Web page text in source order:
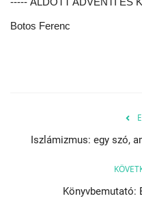
Napló postája
Nyelv
Botos Ferenc
Iszlámizmus: egy szó,
Könyvbemutató: